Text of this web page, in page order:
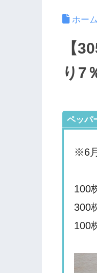
ホーム
【
り7
ペッパ
※6
100
300
100